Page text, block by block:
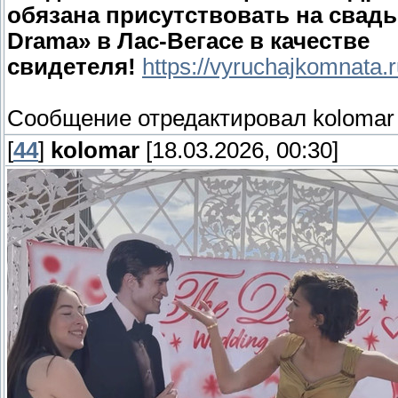
обязана присутствовать на
Drama» в Лас-Вегасе в качестве
свидетеля! https://
Сообщение отредактировал kolomar
[44] kolomar [18.03.2026, 00:30]